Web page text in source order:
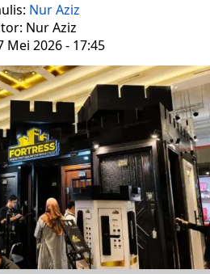
Nur Aziz
Nur Aziz
Mei 2026 - 17:45